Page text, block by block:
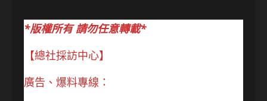
*版權所有 請勿任意轉載*
【總社採訪中心】
廣告、爆料專線：